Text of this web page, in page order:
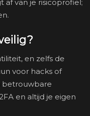
af van je risicoprofiel;
en zelfs de
voor hacks of
betrouwbare
en altijd je eigen